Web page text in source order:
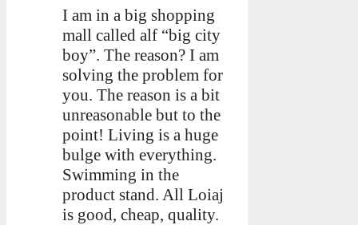
I am in a big shopping
mall called alf “big city
boy”. The reason? I am
solving the problem for
you. The reason is a bit
unreasonable but to the
point! Living is a huge
bulge with everything.
Swimming in the
product stand. All Loiaj
is good, cheap, quality.